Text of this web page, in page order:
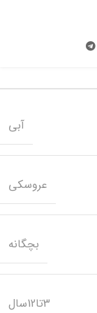
آبی
عروسکی
بچگانه
3تا12سال